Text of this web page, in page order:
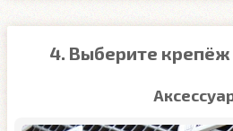
4. Выберите крепёж